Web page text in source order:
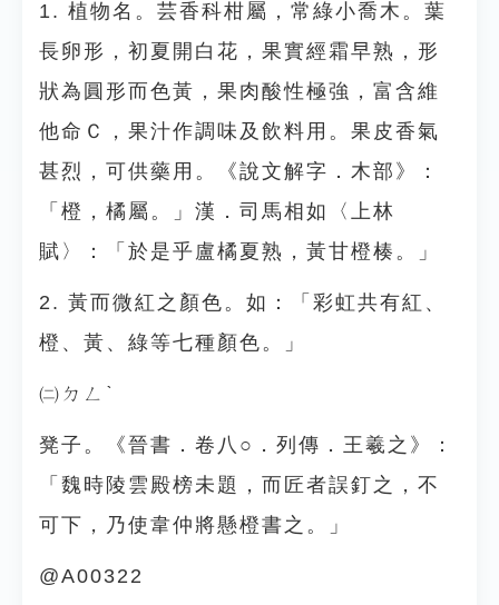
1. 植物名。芸香科柑屬，常綠小喬木。葉
長卵形，初夏開白花，果實經霜早熟，形
狀為圓形而色黃，果肉酸性極強，富含維
他命Ｃ，果汁作調味及飲料用。果皮香氣
甚烈，可供藥用。《說文解字．木部》：
「橙，橘屬。」漢．司馬相如〈上林
賦〉：「於是乎盧橘夏熟，黃甘橙楱。」
2. 黃而微紅之顏色。如：「彩虹共有紅、
橙、黃、綠等七種顏色。」
㈡ㄉㄥˋ
凳子。《晉書．卷八○．列傳．王羲之》：
「魏時陵雲殿榜未題，而匠者誤釘之，不
可下，乃使韋仲將懸橙書之。」
@A00322